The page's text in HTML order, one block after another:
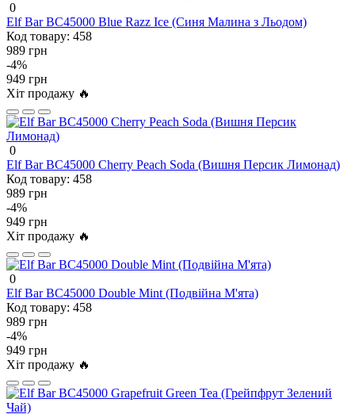
0
Elf Bar BC45000 Blue Razz Ice (Синя Малина з Льодом)
Код товару: 458
989 грн
-4%
949 грн
Хіт продажу 🔥
0
Elf Bar BC45000 Cherry Peach Soda (Вишня Персик Лимонад)
Код товару: 458
989 грн
-4%
949 грн
Хіт продажу 🔥
0
Elf Bar BC45000 Double Mint (Подвійна М'ята)
Код товару: 458
989 грн
-4%
949 грн
Хіт продажу 🔥